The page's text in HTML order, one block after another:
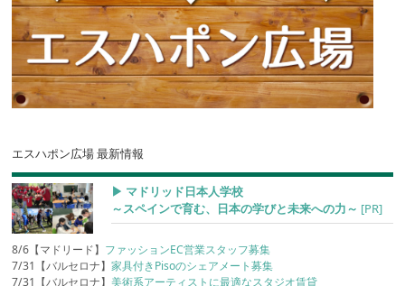
エスハポン広場 最新情報
▶︎ マドリッド日本人学校
～スペインで育む、日本の学びと未来への力～ [PR]
8/6【マドリード】 ファッションEC営業スタッフ募集
7/31【バルセロナ】家具付きPisoのシェアメート募集
7/31【バルセロナ】美術系アーティストに最適なスタジオ賃貸